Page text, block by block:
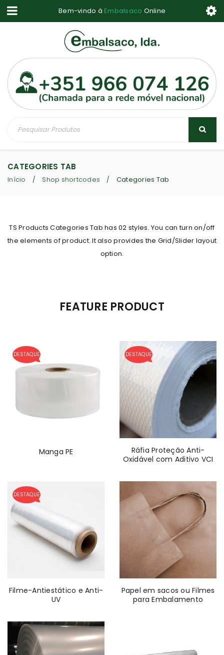
Bem-vindo à Embalsaco Online
CATEGORIES TAB
Início / Shop shortcodes / Categories Tab
TS Products Categories Tab has 02 styles. You can turn on/off
the elements of product. It also provides the Grid/Slider layout
option.
FEATURE PRODUCT
DESTAQUE
Manga PE
DESTAQUE
Ráfia Proteção Anti-
Oxidável com Aditivo VCI
DESTAQUE
Filme-Antiestático e Anti-
UV
Papel em sacos ou Filmes
para Embalamento